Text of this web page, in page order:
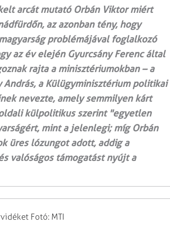
arcát mutató Orbán Viktor miért
az azonban tény, hogy
problémájával foglalkozó
az év elején Gyurcsány Ferenc által
rajta a minisztériumokban – a
a Külügyminisztérium politikai
nevezte, amely semmilyen kárt
külpolitikus szerint "egyetlen
mint a jelenlegi; míg Orbán
üres lózungot adott, addig a
valóságos támogatást nyújt a
Fotó: MTI